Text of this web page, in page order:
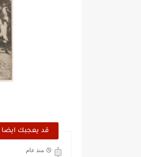
قد يعجبك ايضا
منذ عام